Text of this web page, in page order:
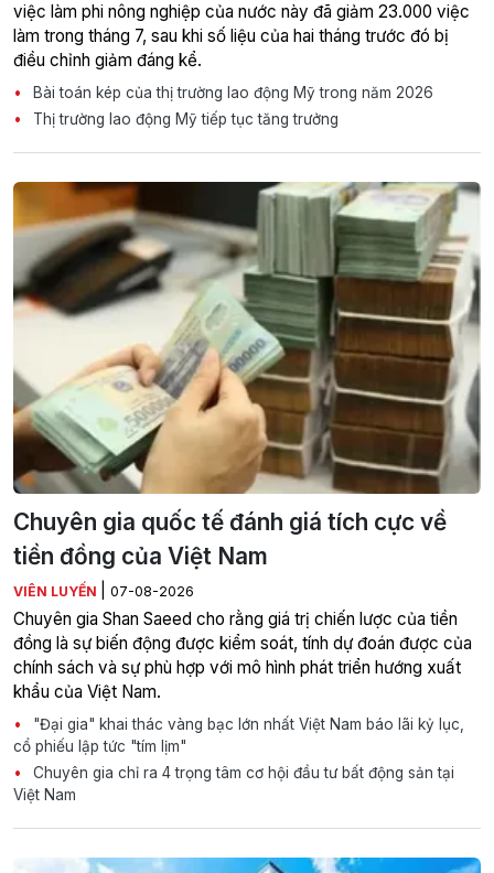
việc làm phi nông nghiệp của nước này đã giảm 23.000 việc
làm trong tháng 7, sau khi số liệu của hai tháng trước đó bị
điều chỉnh giảm đáng kể.
Bài toán kép của thị trường lao động Mỹ trong năm 2026
Thị trường lao động Mỹ tiếp tục tăng trưởng
Chuyên gia quốc tế đánh giá tích cực về
tiền đồng của Việt Nam
VIÊN LUYẾN 07-08-2026
Chuyên gia Shan Saeed cho rằng giá trị chiến lược của tiền
đồng là sự biến động được kiểm soát, tính dự đoán được của
chính sách và sự phù hợp với mô hình phát triển hướng xuất
khẩu của Việt Nam.
"Đại gia" khai thác vàng bạc lớn nhất Việt Nam báo lãi kỷ lục,
cổ phiếu lập tức "tím lịm"
Chuyên gia chỉ ra 4 trọng tâm cơ hội đầu tư bất động sản tại
Việt Nam